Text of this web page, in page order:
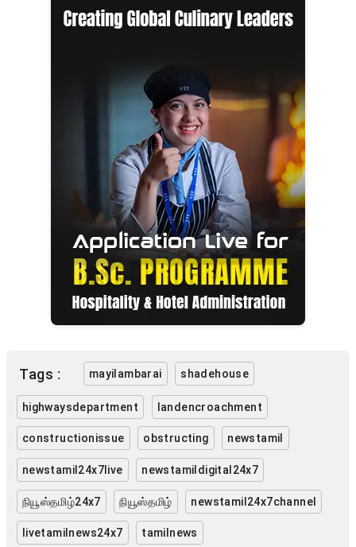
Tags : mayilambarai shadehouse
highwaysdepartment landencroachment
constructionissue obstructing newstamil
newstamil24x7live newstamildigital24x7
நியூஸ்தமிழ்24x7 நியூஸ்தமிழ் newstamil24x7channel
livetamilnews24x7 tamilnews